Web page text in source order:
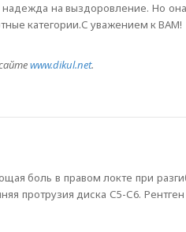
на выздоровление. Но
категории.С уважением к ВАМ!
www.dikul.net.
боль в правом локте при
протрузия диска С5-С6.